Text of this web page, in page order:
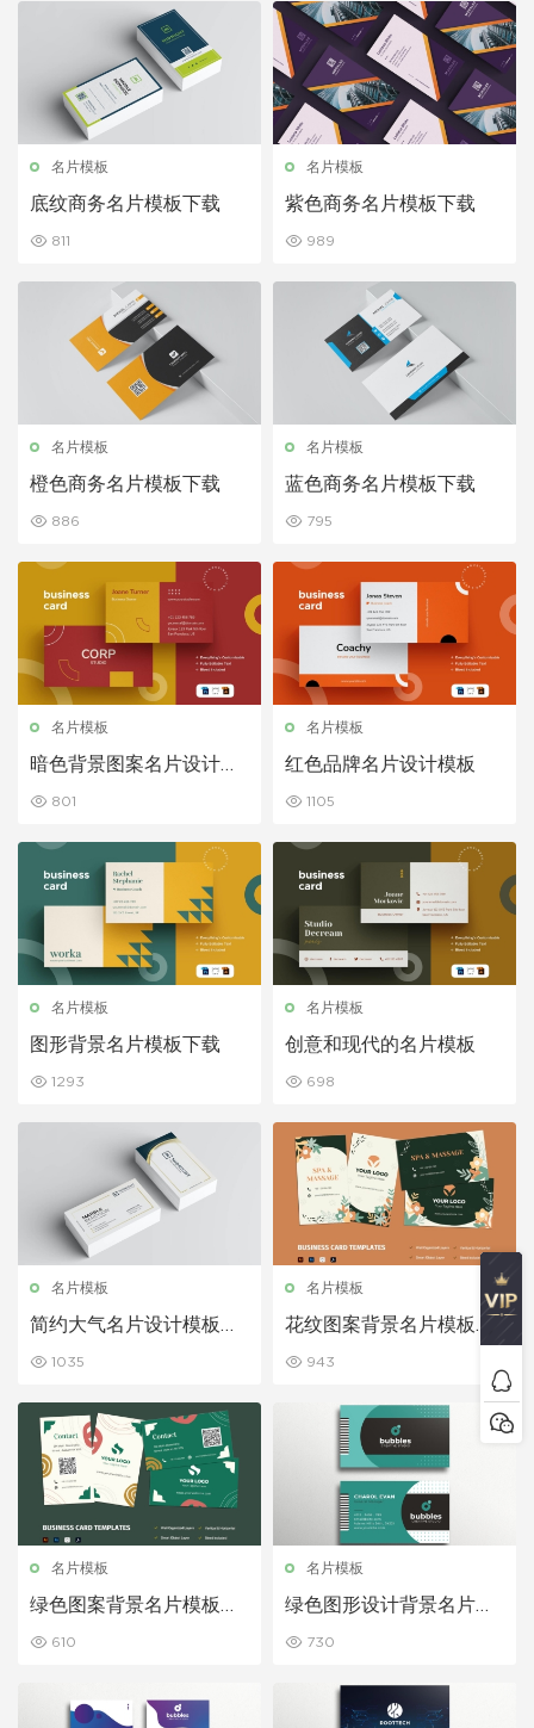
名片模板
底纹商务名片模板下载
811
名片模板
紫色商务名片模板下载
989
名片模板
橙色商务名片模板下载
886
名片模板
蓝色商务名片模板下载
795
名片模板
暗色背景图案名片设计模
801
名片模板
红色品牌名片设计模板
1105
名片模板
图形背景名片模板下载
1293
名片模板
创意和现代的名片模板
698
名片模板
简约大气名片设计模板素
1035
名片模板
花纹图案背景名片模板素
943
名片模板
绿色图案背景名片模板下
610
名片模板
绿色图形设计背景名片模
730